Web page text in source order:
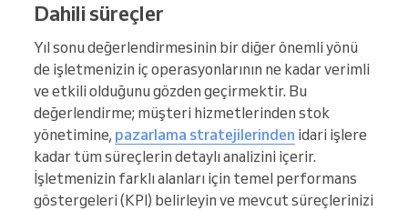
Dahili süreçler
Yıl sonu değerlendirmesinin bir diğer önemli yönü
de işletmenizin iç operasyonlarının ne kadar verimli
ve etkili olduğunu gözden geçirmektir. Bu
değerlendirme; müşteri hizmetlerinden stok
yönetimine, pazarlama stratejilerinden idari işlere
kadar tüm süreçlerin detaylı analizini içerir.
İşletmenizin farklı alanları için temel performans
göstergeleri (KPI) belirleyin ve mevcut süreçlerinizi